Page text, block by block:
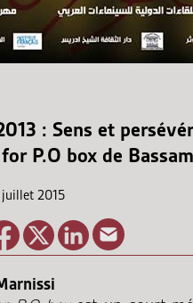
: Sens et
P.O box de
2015